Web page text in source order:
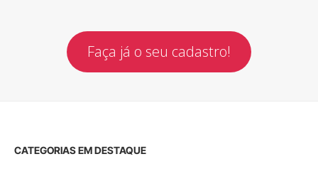
Faça já o seu cadastro!
CATEGORIAS EM DESTAQUE